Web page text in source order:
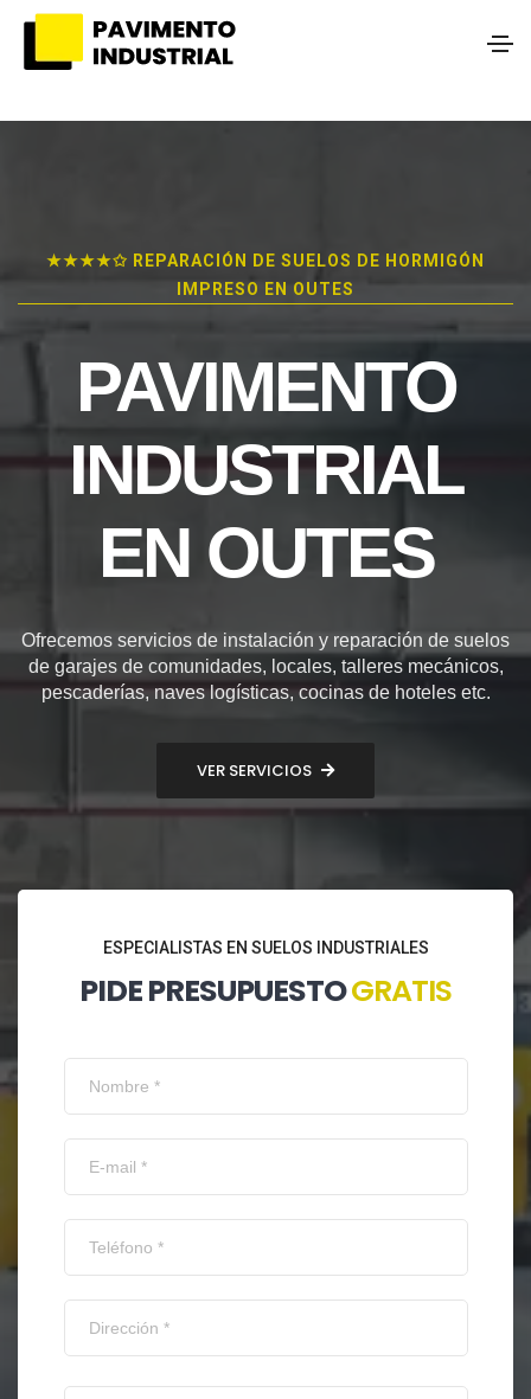
★★★★✩ REPARACIÓN DE SUELOS DE HORMIGÓN
IMPRESO EN OUTES
PAVIMENTO
INDUSTRIAL
EN OUTES
Ofrecemos servicios de instalación y reparación de suelos
de garajes de comunidades, locales, talleres mecánicos,
pescaderías, naves logísticas, cocinas de hoteles etc.
VER SERVICIOS
ESPECIALISTAS EN SUELOS INDUSTRIALES
PIDE PRESUPUESTOGRATIS